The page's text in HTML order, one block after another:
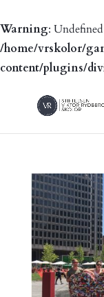
Warning:
/home/vrskolor/
content/plugins/